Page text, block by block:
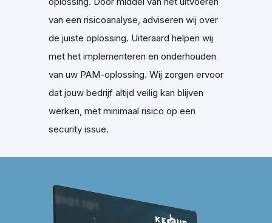
van een risicoanalyse, adviseren wij over
de juiste oplossing. Uiteraard helpen wij
met het implementeren en onderhouden
van uw PAM-oplossing. Wij zorgen ervoor
dat jouw bedrijf altijd veilig kan blijven
werken, met minimaal risico op een
security issue.